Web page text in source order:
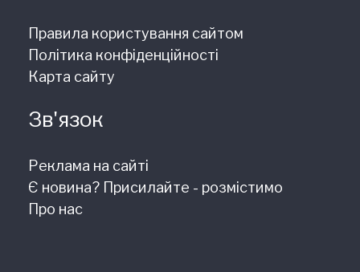
Правила користування сайтом
Політика конфіденційності
Карта сайту
Зв'язок
Реклама на сайті
Є новина? Присилайте - розмістимо
Про нас